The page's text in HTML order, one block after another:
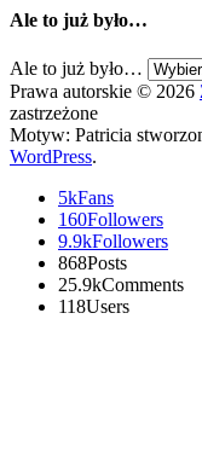
Ale to już było…
Ale to już było…
Prawa autorskie © 2026
zastrzeżone
Motyw: Patricia
WordPress.
5kFans
160Followers
9.9kFollowers
868Posts
25.9kComments
118Users